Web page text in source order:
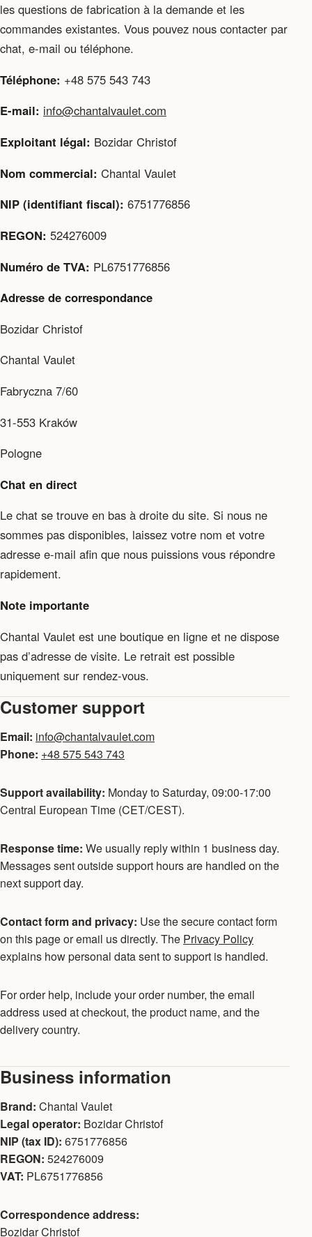
les questions de fabrication à la demande et les
commandes existantes. Vous pouvez nous contacter par
chat, e-mail ou téléphone.
Téléphone: +48 575 543 743
E-mail: info@chantalvaulet.com
Exploitant légal: Bozidar Christof
Nom commercial: Chantal Vaulet
NIP (identifiant fiscal): 6751776856
REGON: 524276009
Numéro de TVA: PL6751776856
Adresse de correspondance
Bozidar Christof
Chantal Vaulet
Fabryczna 7/60
31-553 Kraków
Pologne
Chat en direct
Le chat se trouve en bas à droite du site. Si nous ne
sommes pas disponibles, laissez votre nom et votre
adresse e-mail afin que nous puissions vous répondre
rapidement.
Note importante
Chantal Vaulet est une boutique en ligne et ne dispose
pas d’adresse de visite. Le retrait est possible
uniquement sur rendez-vous.
Customer support
Email: info@chantalvaulet.com
Phone: +48 575 543 743
Support availability: Monday to Saturday, 09:00-17:00
Central European Time (CET/CEST).
Response time: We usually reply within 1 business day.
Messages sent outside support hours are handled on the
next support day.
Contact form and privacy: Use the secure contact form
on this page or email us directly. The Privacy Policy
explains how personal data sent to support is handled.
For order help, include your order number, the email
address used at checkout, the product name, and the
delivery country.
Business information
Brand: Chantal Vaulet
Legal operator: Bozidar Christof
NIP (tax ID): 6751776856
REGON: 524276009
VAT: PL6751776856
Correspondence address:
Bozidar Christof